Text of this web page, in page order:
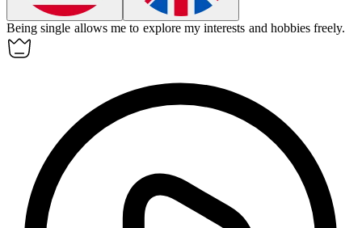
Beingsingle allows me to explore my interests and hobbies freely.